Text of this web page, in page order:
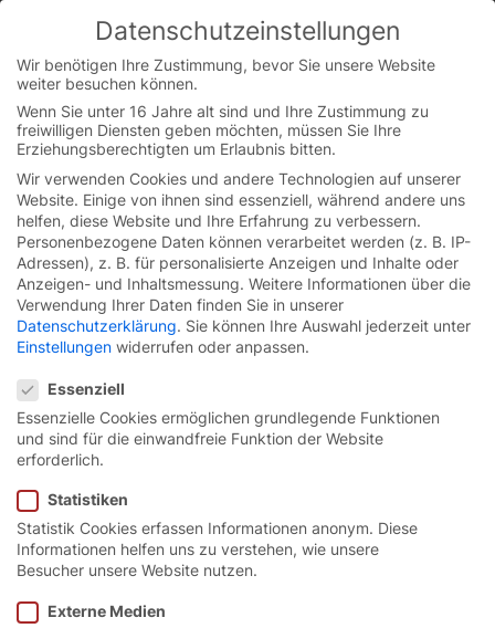
You are currently on the German website.
Switch to the English version.
Skip
content
Startseite /Presse /EFAFLEX-Sicherheitstag stärkt
Bewusstsein für Sicherung am Tor bei Kunden
Datenschutzeinstellungen
Wir benötigen Ihre Zustimmung, bevor Sie unsere Website
weiter besuchen können.
Wenn Sie unter 16 Jahre alt sind und Ihre Zustimmung zu
freiwilligen Diensten geben möchten, müssen Sie Ihre
Erziehungsberechtigten um Erlaubnis bitten.
Wir verwenden Cookies und andere Technologien auf unserer
Website. Einige von ihnen sind essenziell, während andere uns
helfen, diese Website und Ihre Erfahrung zu verbessern.
Personenbezogene Daten können verarbeitet werden (z. B. IP-
Adressen), z. B. für personalisierte Anzeigen und Inhalte oder
Anzeigen- und Inhaltsmessung. Weitere Informationen über die
Verwendung Ihrer Daten finden Sie in unserer
Datenschutzerklärung. Sie können Ihre Auswahl jederzeit unter
Einstellungen widerrufen oder anpassen.
Essenziell
Essenzielle Cookies ermöglichen grundlegende Funktionen
und sind für die einwandfreie Funktion der Website
erforderlich.
Statistiken
Statistik Cookies erfassen Informationen anonym. Diese
Informationen helfen uns zu verstehen, wie unsere
Besucher unsere Website nutzen.
Externe Medien